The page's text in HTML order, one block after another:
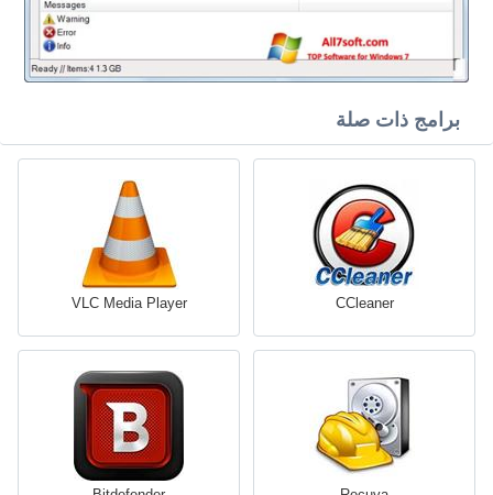
برامج ذات صلة
CCleaner
VLC Media Player